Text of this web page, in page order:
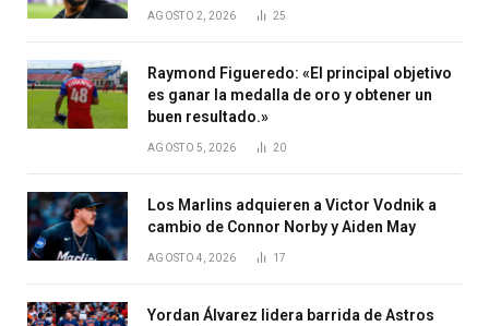
AGOSTO 2, 2026 25
Raymond Figueredo: «El principal objetivo
es ganar la medalla de oro y obtener un
buen resultado.»
AGOSTO 5, 2026 20
Los Marlins adquieren a Victor Vodnik a
cambio de Connor Norby y Aiden May
AGOSTO 4, 2026 17
Yordan Álvarez lidera barrida de Astros